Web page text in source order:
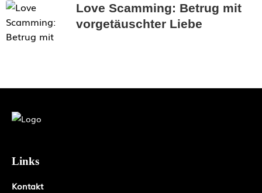
Love Scamming: Betrug mit
vorgetäuschter Liebe
Links
Kontakt